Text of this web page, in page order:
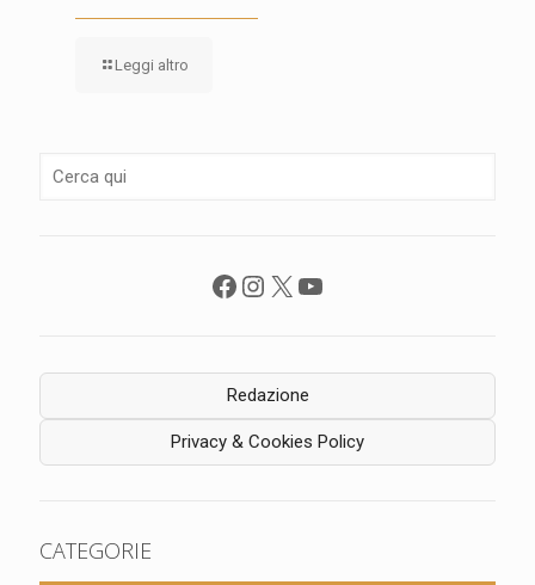
Leggi altro
Facebook
Instagram
X YouTube
Redazione
Privacy & Cookies Policy
CATEGORIE